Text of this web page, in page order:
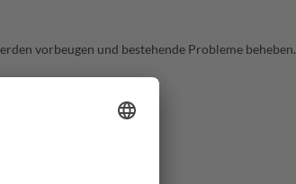
vorbeugen und bestehende Probleme beheben.